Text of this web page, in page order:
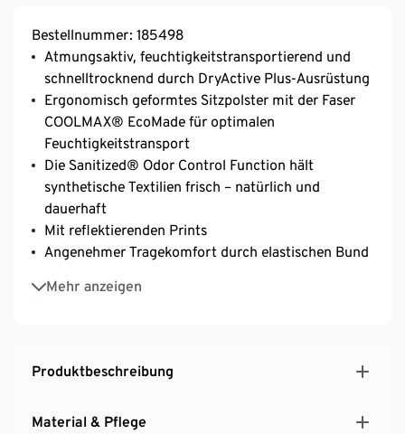
Bestellnummer: 185498
Atmungsaktiv, feuchtigkeitstransportierend und
schnelltrocknend durch DryActive Plus-Ausrüstung
Ergonomisch geformtes Sitzpolster mit der Faser
COOLMAX® EcoMade für optimalen
Feuchtigkeitstransport
Die Sanitized® Odor Control Function hält
synthetische Textilien frisch – natürlich und
dauerhaft
Mit reflektierenden Prints
Angenehmer Tragekomfort durch elastischen Bund
Mehr anzeigen
Beinabschluss mit Reisßverschluss
Produktbeschreibung
Material & Pflege